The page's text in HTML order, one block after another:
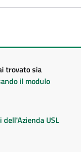
trovato sia
il modulo
dell'Azienda USL